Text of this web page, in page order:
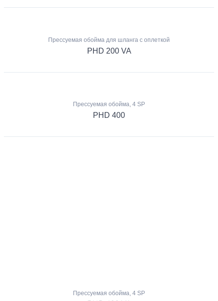
Прессуемая обойма для шланга с оплеткой
PHD 200 VA
Прессуемая обойма, 4 SP
PHD 400
Прессуемая обойма, 4 SP